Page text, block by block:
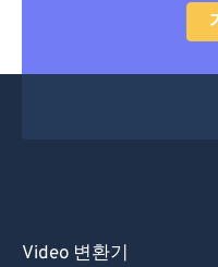
Video 변환기